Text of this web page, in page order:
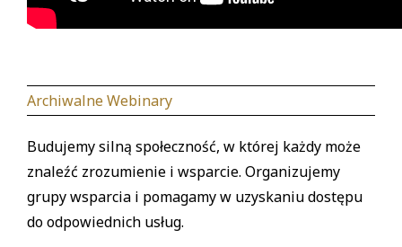
Archiwalne Webinary
Budujemy silną społeczność, w której każdy może
znaleźć zrozumienie i wsparcie. Organizujemy
grupy wsparcia i pomagamy w uzyskaniu dostępu
do odpowiednich usług.